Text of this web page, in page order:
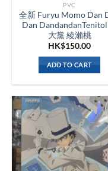
PVC
全新 Furyu Momo Dan
Dan
大黨 綾瀨桃
HK$150.00
ADD TO CART